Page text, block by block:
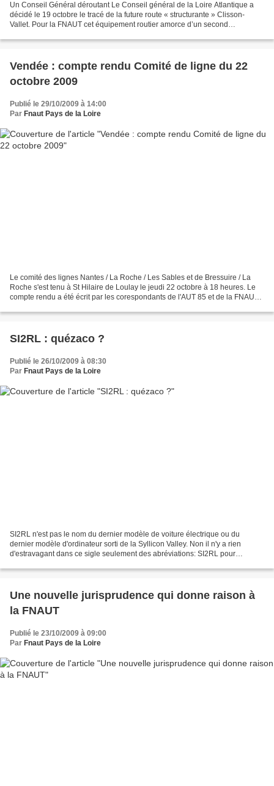
Un Conseil Général déroutant Le Conseil général de la Loire Atlantique a
décidé le 19 octobre le tracé de la future route « structurante » Clisson-
Vallet. Pour la FNAUT cet équipement routier amorce d’un second
Vendée : compte rendu Comité de ligne du 22
octobre 2009
Publié le 29/10/2009 à 14:00
Par Fnaut Pays de la Loire
Le comité des lignes Nantes / La Roche / Les Sables et de Bressuire / La
Roche s'est tenu à St Hilaire de Loulay le jeudi 22 octobre à 18 heures. Le
compte rendu a été écrit par les corespondants de l'AUT 85 et de la FNAUT
SI2RL : quézaco ?
Publié le 26/10/2009 à 08:30
Par Fnaut Pays de la Loire
SI2RL n'est pas le nom du dernier modèle de voiture électrique ou du
dernier modèle d'ordinateur sorti de la Syllicon Valley. Non il n'y a rien
d'estravagant dans ce sigle seulement des abréviations: SI2RL pour
Une nouvelle jurisprudence qui donne raison à
la FNAUT
Publié le 23/10/2009 à 09:00
Par Fnaut Pays de la Loire